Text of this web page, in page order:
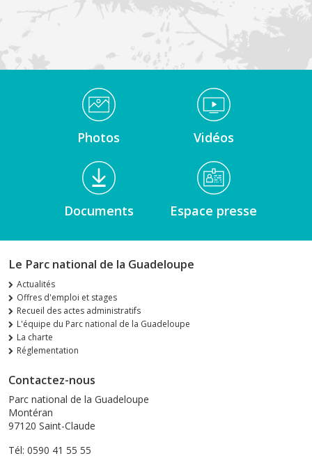
Médiathèque Footer
Photos Vidéos
Documents Espace presse
Le Parc national de la Guadeloupe
Actualités
Offres d'emploi et stages
Recueil des actes administratifs
L'équipe du Parc national de la Guadeloupe
La charte
Réglementation
Contactez-nous
Parc national de la Guadeloupe
Montéran
97120 Saint-Claude
Tél: 0590 41 55 55